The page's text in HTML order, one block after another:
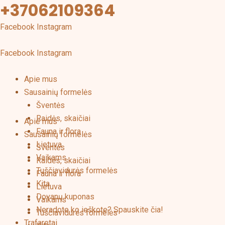
Pereiti
prie
turinio
+37062109364
Facebook Instagram
Facebook Instagram
Apie mus
Sausainių formelės
Šventės
Raidės, skaičiai
Fauna ir flora
Lietuva
Vaikams
Tuščiavidurės formelės
Kita
Dovanų kuponas
Neradote ko ieškote? Spauskite čia!
Trafaretai
Apie mus
Sausainių formelės
Šventės
Raidės, skaičiai
Fauna ir flora
Lietuva
Vaikams
Tuščiavidurės formelės